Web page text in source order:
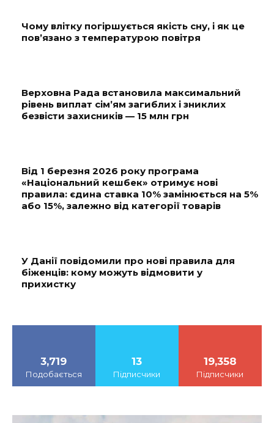
Чому влітку погіршується якість сну, і як це
пов’язано з температурою повітря
Верховна Рада встановила максимальний
рівень виплат сім’ям загиблих і зниклих
безвісти захисників — 15 млн грн
Від 1 березня 2026 року програма
«Національний кешбек» отримує нові
правила: єдина ставка 10% замінюється на 5%
або 15%, залежно від категорії товарів
У Данії повідомили про нові правила для
біженців: кому можуть відмовити у
прихистку
3,719
Подобається
13
Підписчики
19,358
Підписчики